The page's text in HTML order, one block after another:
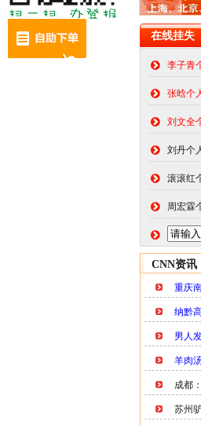
在线挂失
李子青
张晗个
刘文全
刘丹个
滚滚红
周宏霖
CNN资讯
重庆
纳黔
男人
羊肉
成都
苏州